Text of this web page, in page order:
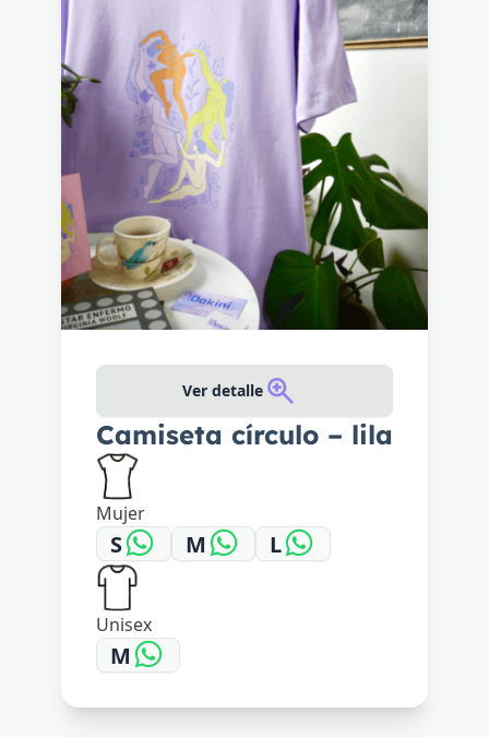
Ver detalle
Camiseta círculo – lila
Mujer
S M L
Unisex
M